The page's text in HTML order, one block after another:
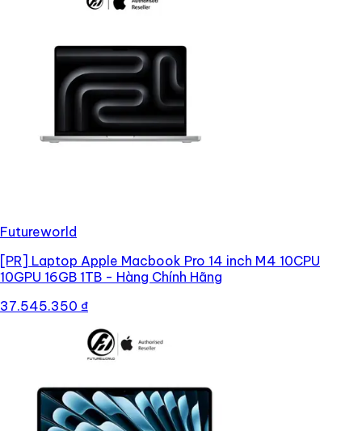
Futureworld
[PR] Laptop Apple Macbook Pro 14 inch M4 10CPU
10GPU 16GB 1TB - Hàng Chính Hãng
37.545.350 ₫